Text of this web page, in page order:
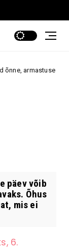
armastuse ja
päev võib
Õhus
mis ei
6.